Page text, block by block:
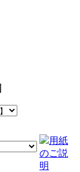
用紙
のご説
明